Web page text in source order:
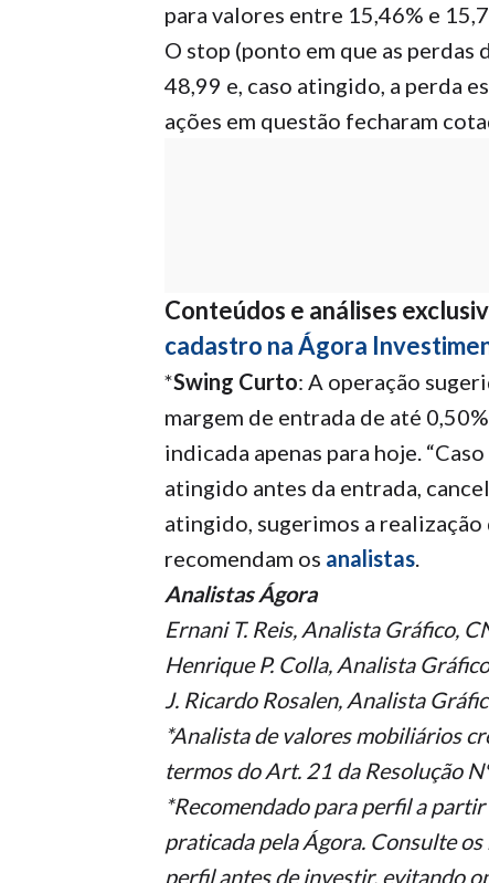
para valores entre 15,46% e
O stop (ponto em que as perdas
48,99 e, caso atingido, a perda
ações em questão fecharam
Conteúdos e análises
cadastro na Ágora
*Swing Curto: A operação
margem de entrada de até
indicada apenas para hoje.
atingido antes da entrada,
atingido, sugerimos a realização
recomendam os analistas.
Analistas Ágora
Ernani T. Reis, Analista Gráfico,
Henrique P. Colla, Analista
J. Ricardo Rosalen, Analista
*Analista de valores mobiliários
termos do Art. 21 da Resolução
*Recomendado para perfil a
praticada pela Ágora. Consulte
perfil antes de investir, evitando